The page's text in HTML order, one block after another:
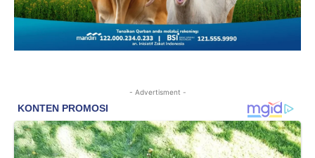
- Advertisment -